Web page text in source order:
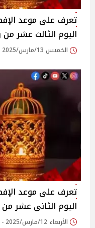
تعرف على موعد
اليوم الثالث عشر
الخميس 13/مارس/2025 - 05:56 ص
تعرف على موعد
اليوم الثانى عشر
الأربعاء 12/مارس/2025 - 05:57 ص